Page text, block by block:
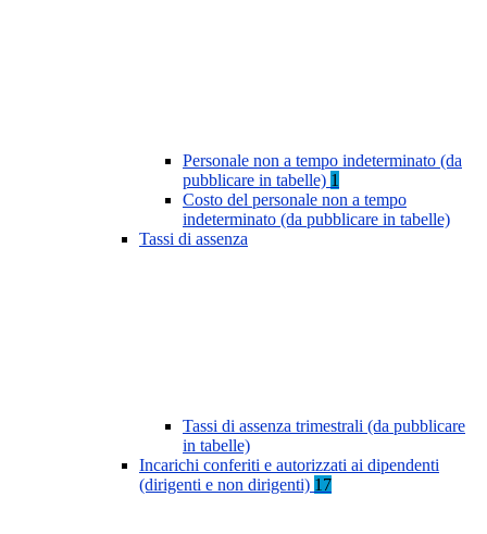
Personale non a tempo indeterminato (da
pubblicare in tabelle) 1
Costo del personale non a tempo
indeterminato (da pubblicare in tabelle)
Tassi di assenza
Tassi di assenza trimestrali (da pubblicare
in tabelle)
Incarichi conferiti e autorizzati ai dipendenti
(dirigenti e non dirigenti) 17